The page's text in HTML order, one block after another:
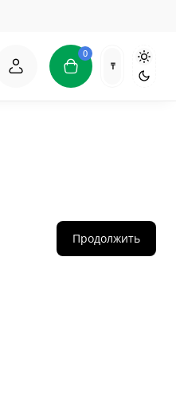
0
₸
Продолжить